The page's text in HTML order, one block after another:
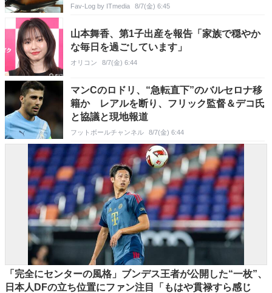
Fav-Log by ITmedia 8/7(金) 6:45
山本舞香、第1子出産を報告「家族で穏やか
な毎日を過ごしています」
オリコン 8/7(金) 6:44
マンCのロドリ、“急転直下”のバルセロナ移
籍か レアルを断り、フリック監督＆デコ氏
と協議と現地報道
フットボールチャンネル 8/7(金) 6:44
「完全にセンターの風格」ブンデス王者が公開した“一枚”、
日本人DFの立ち位置にファン注目「もはや貫禄すら感じ